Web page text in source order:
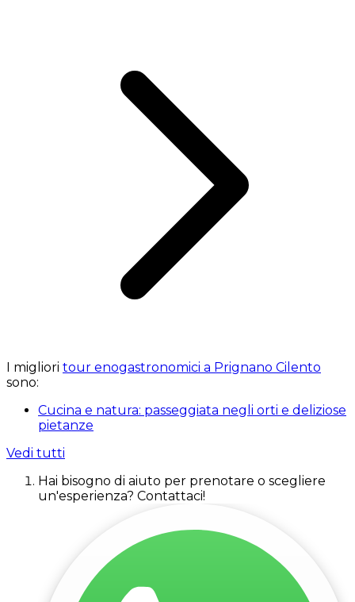
I migliori tour enogastronomici a Prignano Cilento
sono:
Cucina e natura: passeggiata negli orti e deliziose
pietanze
Vedi tutti
Hai bisogno di aiuto per prenotare o scegliere
un'esperienza? Contattaci!